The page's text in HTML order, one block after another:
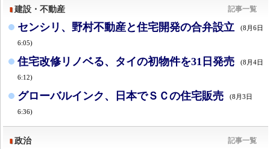
建設・不動産 記事一覧
センシリ、野村不動産と住宅開発の合弁設立 (8月6日
6:05)
住宅改修リノベる、タイの初物件を31日発売 (8月4日
6:12)
グローバルインク、日本でＳＣの住宅販売 (8月3日
6:36)
政治 記事一覧